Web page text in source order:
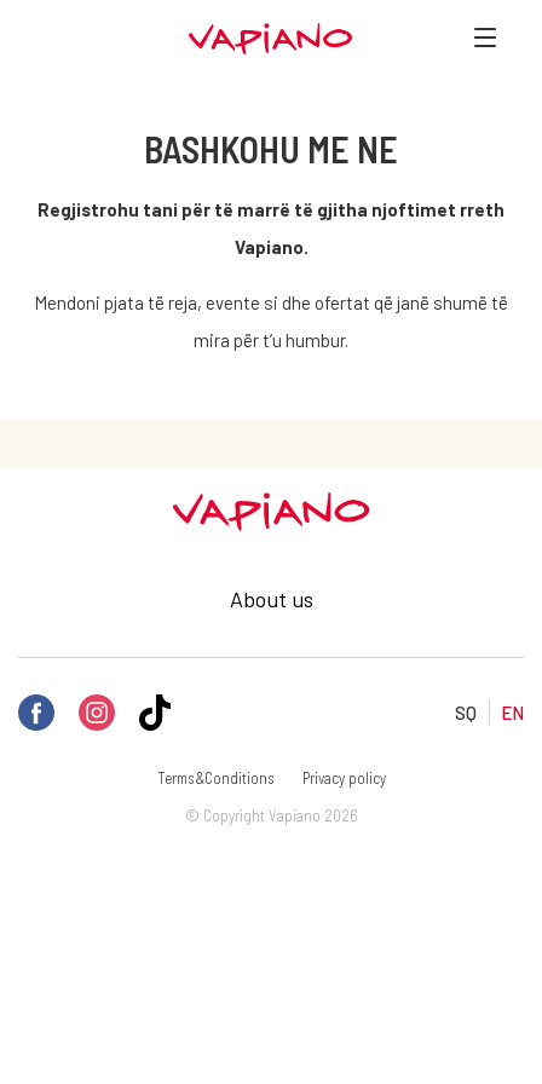
BASHKOHU ME NE
Regjistrohu tani për të marrë të gjitha njoftimet rreth
Vapiano.
Mendoni pjata të reja, evente si dhe ofertat që janë shumë të
mira për t’u humbur.
About us
SQ EN
© Copyright Vapiano 2026
Terms&Conditions Privacy policy